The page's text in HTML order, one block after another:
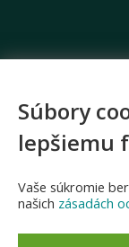
Karavany
Weinsberg
Súbory
lepšiemu
Vaše súkromie
našich zásadách